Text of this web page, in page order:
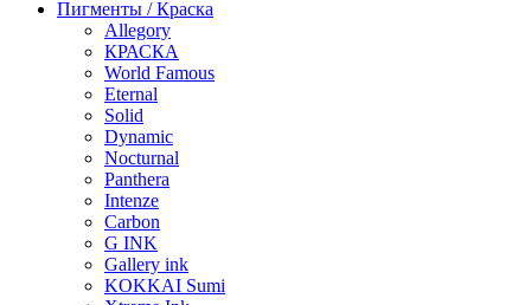
Пигменты / Краска
Allegory
КРАСКА
World Famous
Eternal
Solid
Dynamic
Nocturnal
Panthera
Intenze
Carbon
G INK
Gallery ink
KOKKAI Sumi